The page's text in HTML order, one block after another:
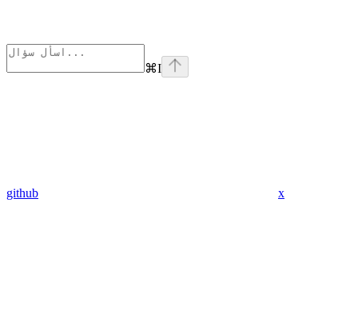
⌘I
github x